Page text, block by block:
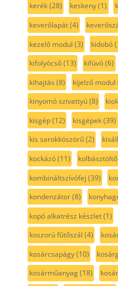
kerék(28) keskeny(1)
keverőlapát(4)
kezelő modul (3) kidobó
kifolyócső(13) kifúvó(6)
kihajtás (8) kijelző modul
kinyomó szivattyú(8)
kisgép(12) kisgépek(39)
kis sarokköszörű(2)
kockázó(11) kolbásztöltő
kombináltszívófej (39)
kondenzátor(8)
kopó alkatrész készlet(1)
koszorú fűtőszál (4)
kosárcsapágy(10)
kosárműanyag(18)